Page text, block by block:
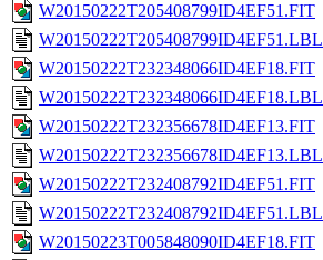
W20150222T205408799ID4EF51.FIT
W20150222T205408799ID4EF51.LBL
W20150222T232348066ID4EF18.FIT
W20150222T232348066ID4EF18.LBL
W20150222T232356678ID4EF13.FIT
W20150222T232356678ID4EF13.LBL
W20150222T232408792ID4EF51.FIT
W20150222T232408792ID4EF51.LBL
W20150223T005848090ID4EF18.FIT